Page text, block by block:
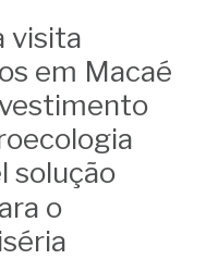
visita
em Macaé
solução
o